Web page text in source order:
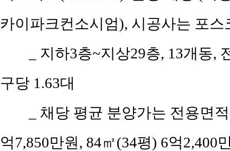
카이파크컨소시엄), 시공사는 포스
_ 지하3층~지상29층, 13개동,
구당 1.63대
_ 채당 평균 분양가는 전용면
억7,850만원, 84㎡(34평) 6억2,400